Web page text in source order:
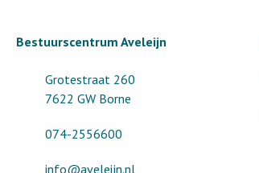
Bestuurscentrum Aveleijn
Grotestraat 260
7622 GW Borne
074-2556600
info@aveleijn.nl